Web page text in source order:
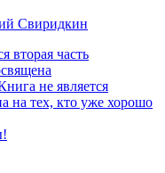
Свиридкин
вторая часть
не является
на тех, кто уже хорошо